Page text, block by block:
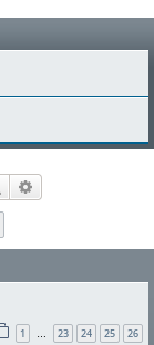
Rechercher
1 … 23 24 25 26